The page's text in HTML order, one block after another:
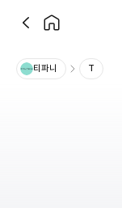
티파니 T